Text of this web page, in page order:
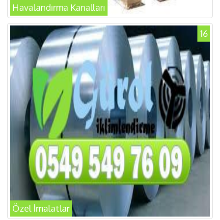
Havalandırma Kanalları
16
Özel İmalatlar